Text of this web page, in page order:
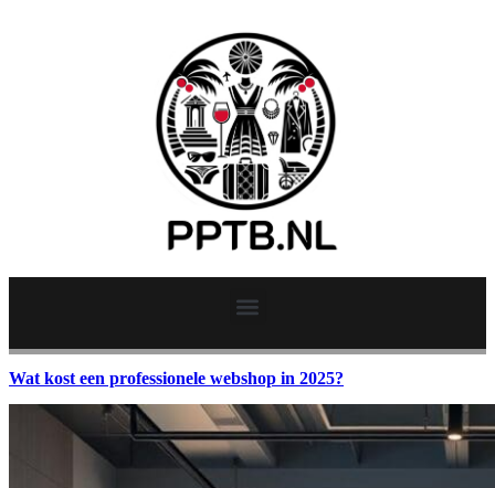
Wat kost een professionele webshop in 2025?